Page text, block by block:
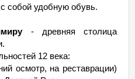
собой удобную обувь.
- древняя столица
12 века:
осмотр, на реставрации)